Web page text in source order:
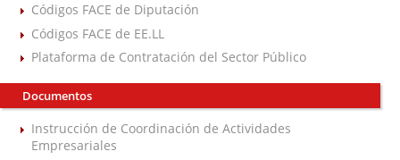
Códigos FACE de Diputación
Códigos FACE de EE.LL
Plataforma de Contratación del Sector Público
Documentos
Instrucción de Coordinación de Actividades
Empresariales